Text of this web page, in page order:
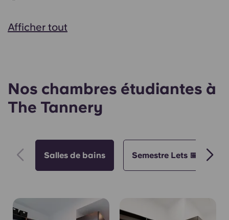
Afficher tout
Nos chambres étudiantes à
The Tannery
Salles de bains Semestre Lets 📅